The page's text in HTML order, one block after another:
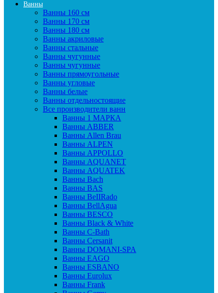
Ванны
Ванны 160 см
Ванны 170 см
Ванны 180 см
Ванны акриловые
Ванны стальные
Ванны чугунные
Ванны чугунные
Ванны прямоугольные
Ванны угловые
Ванны белые
Ванны отдельностоящие
Все производители ванн
Ванны 1 МАРКА
Ванны ABBER
Ванны Allen Brau
Ванны ALPEN
Ванны APPOLLO
Ванны AQUANET
Ванны AQUATEK
Ванны Bach
Ванны BAS
Ванны BeIIRado
Ванны BellAgua
Ванны BESCO
Ванны Black & White
Ванны C-Bath
Ванны Cersanit
Ванны DOMANI-SPA
Ванны EAGO
Ванны ESBANO
Ванны Eurolux
Ванны Frank